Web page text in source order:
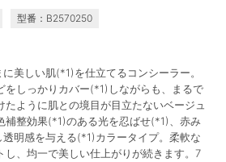
型番：B2570250
美しい肌(*1)を仕立てるコンシーラー。
をしっかりカバー(*1)しながらも、まるで
ように肌との境目が目立たないベージュ
補整効果(*1)のある光を忍ばせ(*1)、赤み
明感を与える(*1)カラータイプ。柔軟な
し、均一で美しい仕上がりが続きます。7